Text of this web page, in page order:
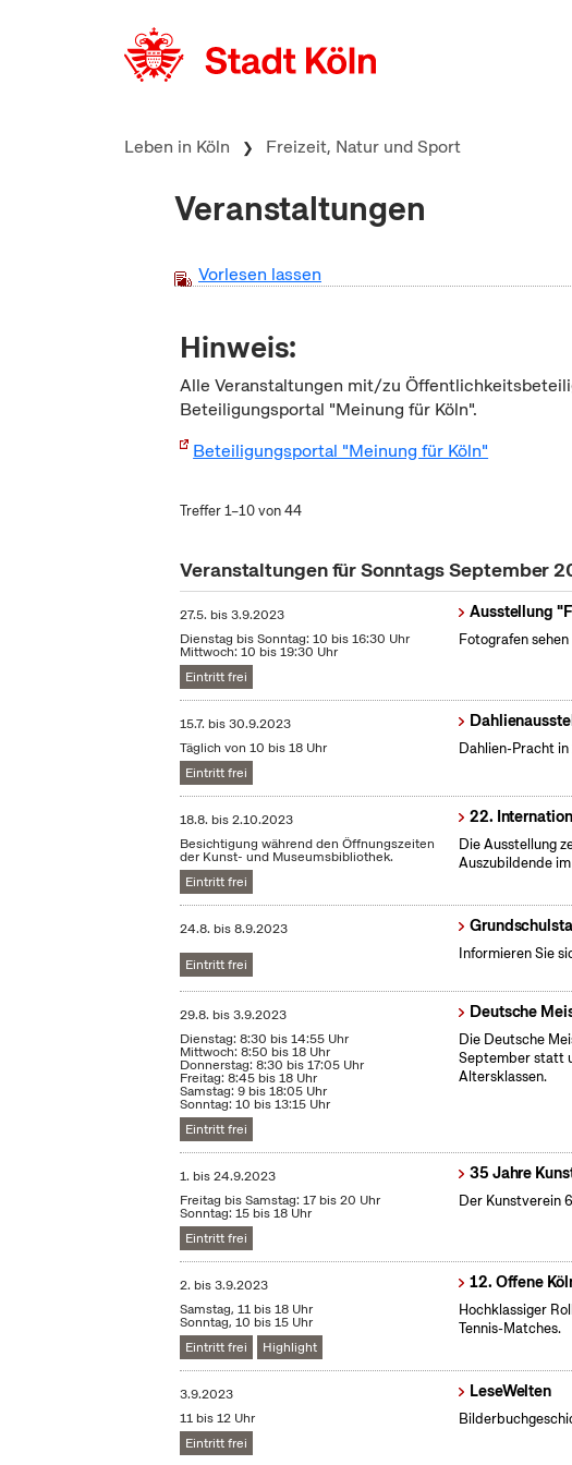
Leben in Köln Freizeit, Natur und Sport
Veranstaltungen
Vorlesen lassen
Hinweis:
Alle Veranstaltungen mit/zu
Beteiligungsportal "Meinung für Köln".
Beteiligungsportal "Meinung für Köln"
Treffer 1–10 von 44
Veranstaltungen für Sonntags September
27.5. bis3.9.2023
Dienstag bis Sonntag: 10 bis 16:30 Uhr
Mittwoch: 10 bis 19:30 Uhr
Eintritt frei
Ausstellung
Fotografen
15.7. bis30.9.2023
Täglich von 10 bis 18 Uhr
Eintritt frei
Dahlien-Pracht
18.8. bis2.10.2023
Besichtigung während den Öffnungszeiten
der Kunst- und Museumsbibliothek.
Eintritt frei
22.
Die Ausstellung
Auszubildende
24.8. bis8.9.2023
Eintritt frei
Informieren Sie
29.8. bis3.9.2023
Dienstag: 8:30 bis 14:55 Uhr
Mittwoch: 8:50 bis 18 Uhr
Donnerstag: 8:30 bis 17:05 Uhr
Freitag: 8:45 bis 18 Uhr
Samstag: 9 bis 18:05 Uhr
Sonntag: 10 bis 13:15 Uhr
Eintritt frei
Deutsche
Die Deutsche
September statt
Altersklassen.
1. bis24.9.2023
Freitag bis Samstag: 17 bis 20 Uhr
Sonntag: 15 bis 18 Uhr
Eintritt frei
35 Jahre
Der Kunstverein
2. bis3.9.2023
Samstag, 11 bis 18 Uhr
Sonntag, 10 bis 15 Uhr
Eintritt frei
Highlight
12. Offene
Hochklassiger
Tennis-Matches.
3.9.2023
11 bis 12 Uhr
Eintritt frei
LeseWelten